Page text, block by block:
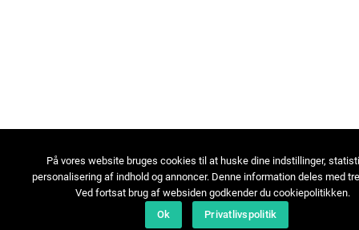
På vores website bruges cookies til at huske dine indstillinger,
personalisering af indhold og annoncer. Denne information deles med
Ved fortsat brug af websiden godkender du cookiepolitikken.
Ok
Privatlivspolitik